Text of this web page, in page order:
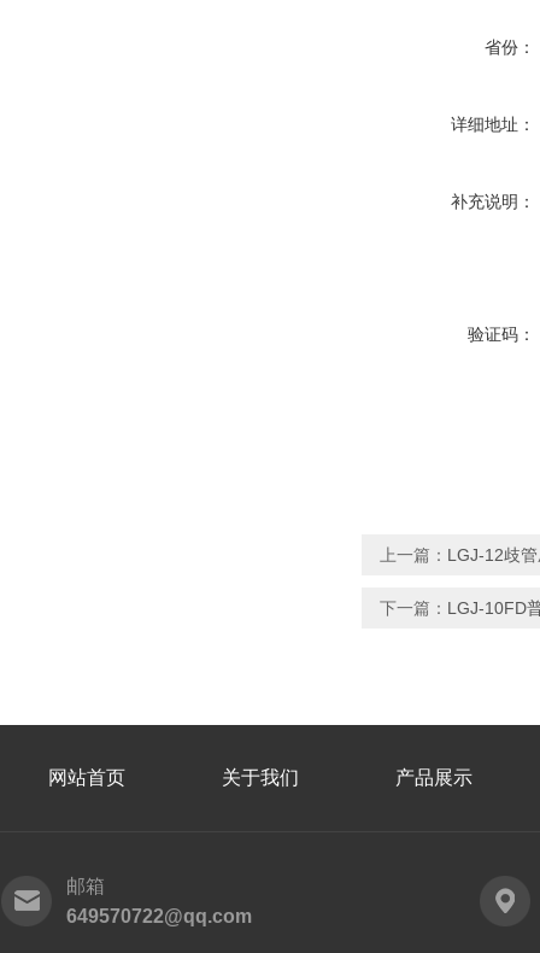
省份：
详细地址：
补充说明：
验证码：
上一篇： LGJ-12歧
下一篇： LGJ-10FD
网站首页 关于我们 产品展示
邮箱
649570722@qq.com